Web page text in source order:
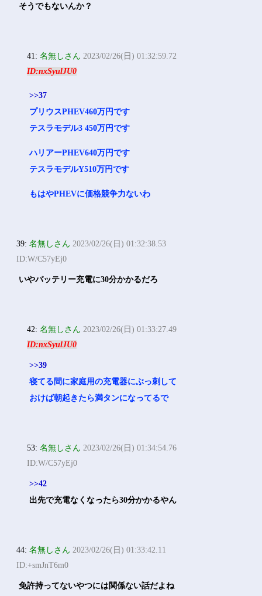
そうでもないんか？
41:名無しさん 2023/02/26(日) 01:32:59.72
ID:nxSyulJU0
>>37
プリウスPHEV460万円です
テスラモデル3 450万円です
ハリアーPHEV640万円です
テスラモデルY510万円です
もはやPHEVに価格競争力ないわ
39:名無しさん 2023/02/26(日) 01:32:38.53
ID:W/C57yEj0
いやバッテリー充電に30分かかるだろ
42:名無しさん 2023/02/26(日) 01:33:27.49
ID:nxSyulJU0
>>39
寝てる間に家庭用の充電器にぶっ刺して
おけば朝起きたら満タンになってるで
53:名無しさん 2023/02/26(日) 01:34:54.76
ID:W/C57yEj0
>>42
出先で充電なくなったら30分かかるやん
44:名無しさん 2023/02/26(日) 01:33:42.11
ID:+smJnT6m0
免許持ってないやつには関係ない話だよね